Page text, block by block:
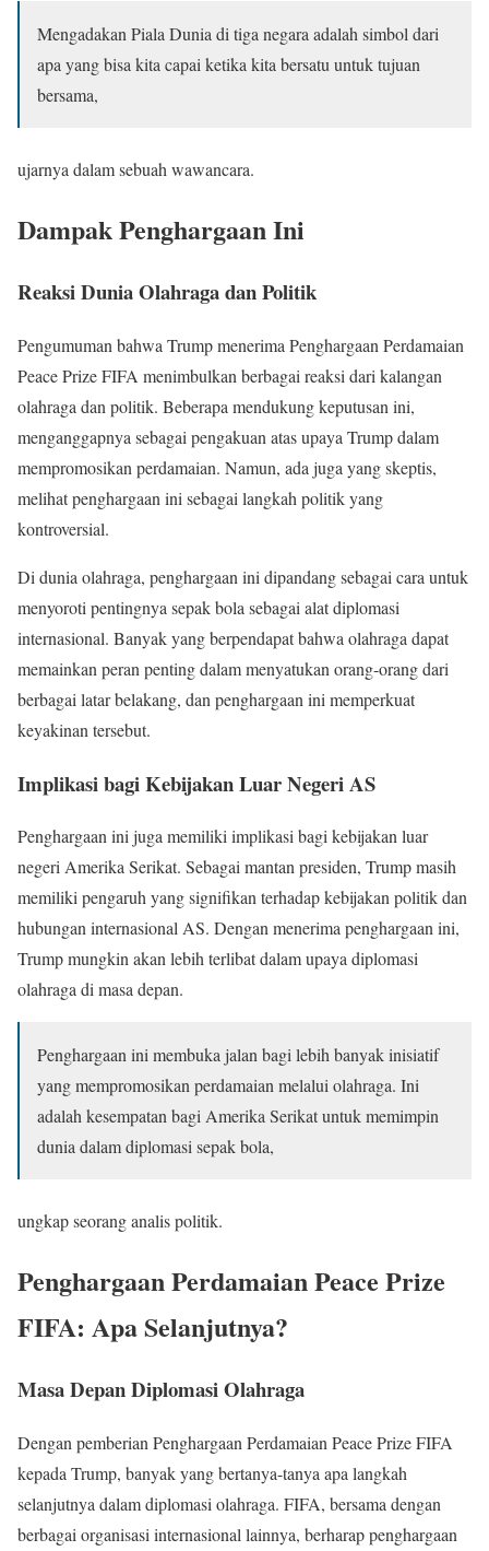
Mengadakan Piala Dunia di tiga negara adalah simbol dari
apa yang bisa kita capai ketika kita bersatu untuk tujuan
bersama,
ujarnya dalam sebuah wawancara.
Dampak Penghargaan Ini
Reaksi Dunia Olahraga dan Politik
Pengumuman bahwa Trump menerima Penghargaan Perdamaian
Peace Prize FIFA menimbulkan berbagai reaksi dari kalangan
olahraga dan politik. Beberapa mendukung keputusan ini,
menganggapnya sebagai pengakuan atas upaya Trump dalam
mempromosikan perdamaian. Namun, ada juga yang skeptis,
melihat penghargaan ini sebagai langkah politik yang
kontroversial.
Di dunia olahraga, penghargaan ini dipandang sebagai cara untuk
menyoroti pentingnya sepak bola sebagai alat diplomasi
internasional. Banyak yang berpendapat bahwa olahraga dapat
memainkan peran penting dalam menyatukan orang-orang dari
berbagai latar belakang, dan penghargaan ini memperkuat
keyakinan tersebut.
Implikasi bagi Kebijakan Luar Negeri AS
Penghargaan ini juga memiliki implikasi bagi kebijakan luar
negeri Amerika Serikat. Sebagai mantan presiden, Trump masih
memiliki pengaruh yang signifikan terhadap kebijakan politik dan
hubungan internasional AS. Dengan menerima penghargaan ini,
Trump mungkin akan lebih terlibat dalam upaya diplomasi
olahraga di masa depan.
Penghargaan ini membuka jalan bagi lebih banyak inisiatif
yang mempromosikan perdamaian melalui olahraga. Ini
adalah kesempatan bagi Amerika Serikat untuk memimpin
dunia dalam diplomasi sepak bola,
ungkap seorang analis politik.
Penghargaan Perdamaian Peace Prize
FIFA: Apa Selanjutnya?
Masa Depan Diplomasi Olahraga
Dengan pemberian Penghargaan Perdamaian Peace Prize FIFA
kepada Trump, banyak yang bertanya-tanya apa langkah
selanjutnya dalam diplomasi olahraga. FIFA, bersama dengan
berbagai organisasi internasional lainnya, berharap penghargaan